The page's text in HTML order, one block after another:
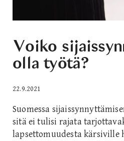
Voiko
olla työtä?
22.9.2021
Suomessa
sitä ei tulisi rajata
lapsettomuudesta kärsiville